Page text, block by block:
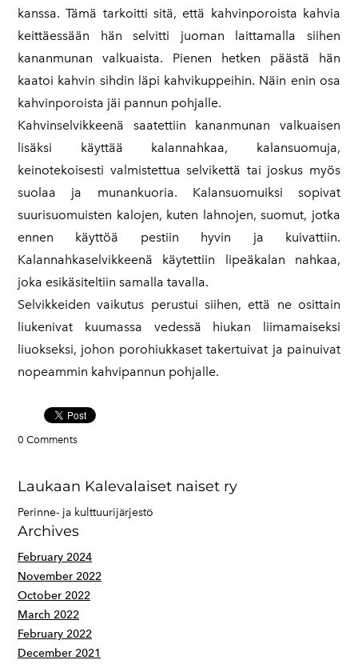
kanssa. Tämä tarkoitti sitä, että kahvinporoista kahvia
keittäessään hän selvitti juoman laittamalla siihen
kananmunan valkuaista. Pienen hetken päästä hän
kaatoi kahvin sihdin läpi kahvikuppeihin. Näin enin osa
kahvinporoista jäi pannun pohjalle.
Kahvinselvikkeenä saatettiin kananmunan valkuaisen
lisäksi käyttää kalannahkaa, kalansuomuja,
keinotekoisesti valmistettua selvikettä tai joskus myös
suolaa ja munankuoria. Kalansuomuiksi sopivat
suurisuomuisten kalojen, kuten lahnojen, suomut, jotka
ennen käyttöä pestiin hyvin ja kuivattiin.
Kalannahkaselvikkeenä käytettiin lipeäkalan nahkaa,
joka esikäsiteltiin samalla tavalla.
Selvikkeiden vaikutus perustui siihen, että ne osittain
liukenivat kuumassa vedessä hiukan liimamaiseksi
liuokseksi, johon porohiukkaset takertuivat ja painuivat
nopeammin kahvipannun pohjalle.
0 Comments
Laukaan Kalevalaiset naiset ry
Perinne- ja kulttuurijärjestö
Archives
February 2024
November 2022
October 2022
March 2022
February 2022
December 2021